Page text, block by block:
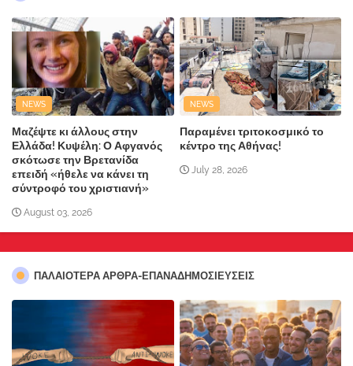
NEWS
Μαζέψτε κι άλλους στην
Ελλάδα! Κυψέλη: Ο Αφγανός
σκότωσε την Βρετανίδα
επειδή «ήθελε να κάνει τη
σύντροφό του χριστιανή»
August 03, 2026
NEWS
Παραμένει τριτοκοσμικό το
κέντρο της Αθήνας!
July 28, 2026
ΠΑΛΑΙΟΤΕΡΑ ΑΡΘΡΑ-ΕΠΑΝΑΔΗΜΟΣΙΕΥΣΕΙΣ